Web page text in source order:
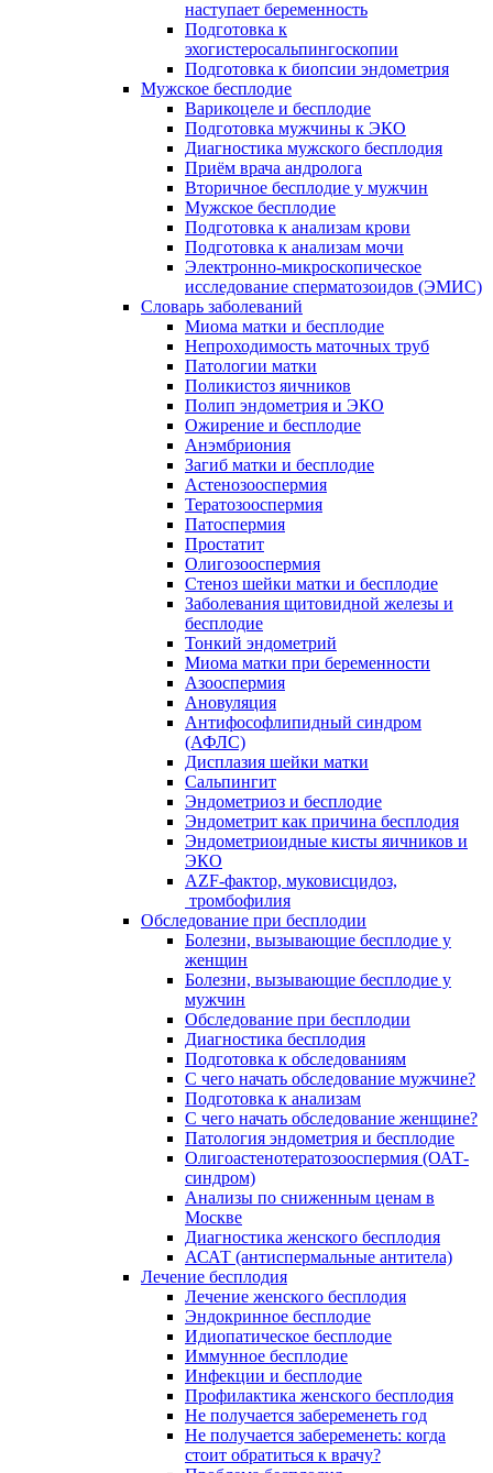
наступает беременность
Подготовка к
эхогистеросальпингоскопии
Подготовка к биопсии эндометрия
Мужское бесплодие
Варикоцеле и бесплодие
Подготовка мужчины к ЭКО
Диагностика мужского бесплодия
Приём врача андролога
Вторичное бесплодие у мужчин
Мужское бесплодие
Подготовка к анализам крови
Подготовка к анализам мочи
Электронно-микроскопическое
исследование сперматозоидов (ЭМИC)
Словарь заболеваний
Миома матки и бесплодие
Непроходимость маточных труб
Патологии матки
Поликистоз яичников
Полип эндометрия и ЭКО
Ожирение и бесплодие
Анэмбриония
Загиб матки и бесплодие
Астенозооспермия
Тератозооспермия
Патоспермия
Простатит
Олигозооспермия
Стеноз шейки матки и бесплодие
Заболевания щитовидной железы и
бесплодие
Тонкий эндометрий
Миома матки при беременности
Азооспермия
Ановуляция
Антифософлипидный синдром
(АФЛС)
Дисплазия шейки матки
Сальпингит
Эндометриоз и бесплодие
Эндометрит как причина бесплодия
Эндометриоидные кисты яичников и
ЭКО
AZF-фактор, муковисцидоз,
тромбофилия
Обследование при бесплодии
Болезни, вызывающие бесплодие у
женщин
Болезни, вызывающие бесплодие у
мужчин
Обследование при бесплодии
Диагностика бесплодия
Подготовка к обследованиям
С чего начать обследование мужчине?
Подготовка к анализам
С чего начать обследование женщине?
Патология эндометрия и бесплодие
Олигоастенотератозооспермия (ОАТ-
синдром)
Анализы по сниженным ценам в
Москве
Диагностика женского бесплодия
АСАТ (антиспермальные антитела)
Лечение бесплодия
Лечение женского бесплодия
Эндокринное бесплодие
Идиопатическое бесплодие
Иммунное бесплодие
Инфекции и бесплодие
Профилактика женского бесплодия
Не получается забеременеть год
Не получается забеременеть: когда
стоит обратиться к врачу?